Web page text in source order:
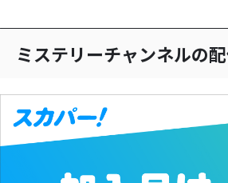
ミステリーチャンネルの